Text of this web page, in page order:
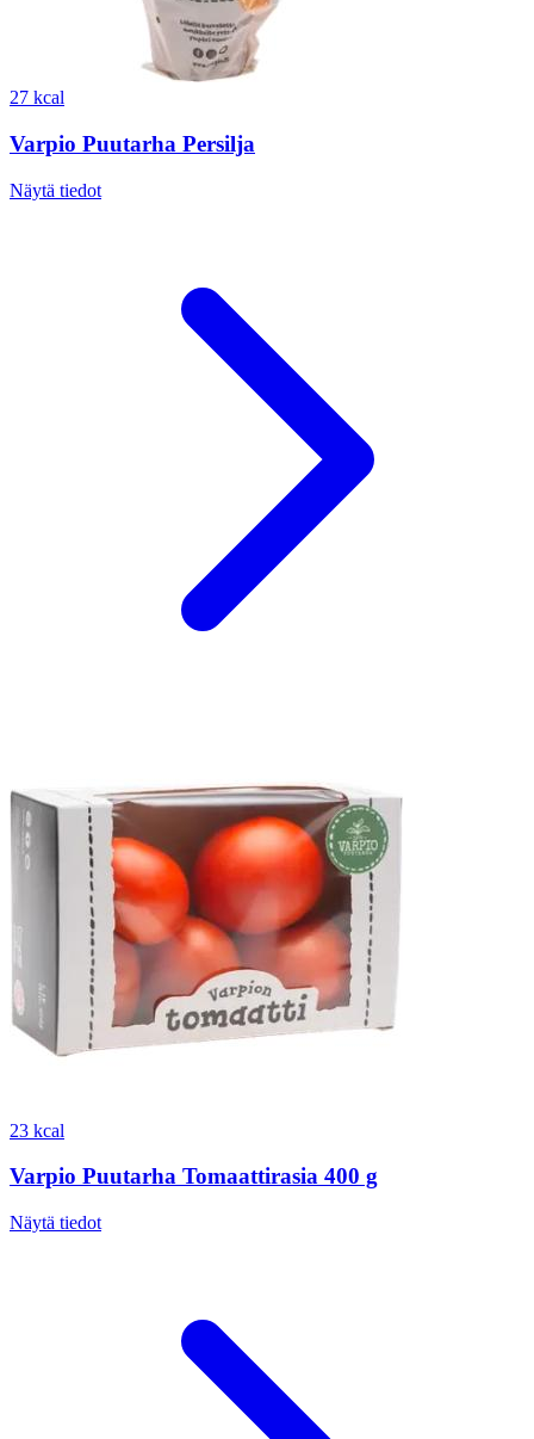
27 kcal
Varpio Puutarha Persilja
Näytä tiedot
23 kcal
Varpio Puutarha Tomaattirasia 400 g
Näytä tiedot